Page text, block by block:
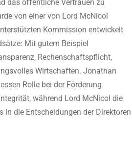
das öffentliche Vertrauen zu
von einer von Lord McNicol
Kommission entwickelt
Mit gutem Beispiel
Rechenschaftspflicht,
Wirtschaften. Jonathan
Rolle bei der Förderung
während Lord McNicol die
in die Entscheidungen der Direktoren